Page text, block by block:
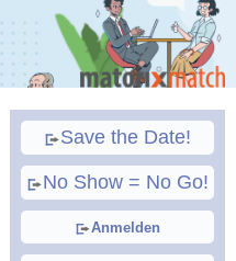
Save the Date!
No Show = No Go!
Anmelden